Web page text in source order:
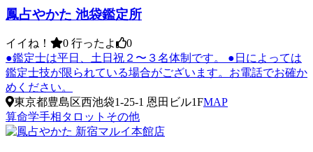
鳳占やかた 池袋鑑定所
イイね！ 0 行ったよ
0
●鑑定士は平日、土日祝２〜３名体制です。 ●日によっては
鑑定士技が限られている場合がございます。お電話でお確か
めください。
東京都豊島区西池袋1-25-1 恩田ビル1FMAP
算命学手相タロット その他